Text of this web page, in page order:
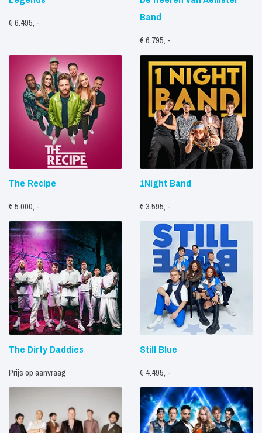
€ 6.495, -
Band
€ 6.795, -
The Recipe
€ 5.000, -
1Night Band
€ 3.595, -
The Dirty Daddies
Prijs op aanvraag
Still Blue
€ 4.495, -